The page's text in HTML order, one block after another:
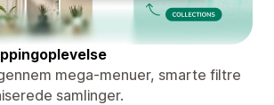
mega-menuer, smarte filtre
samlinger.